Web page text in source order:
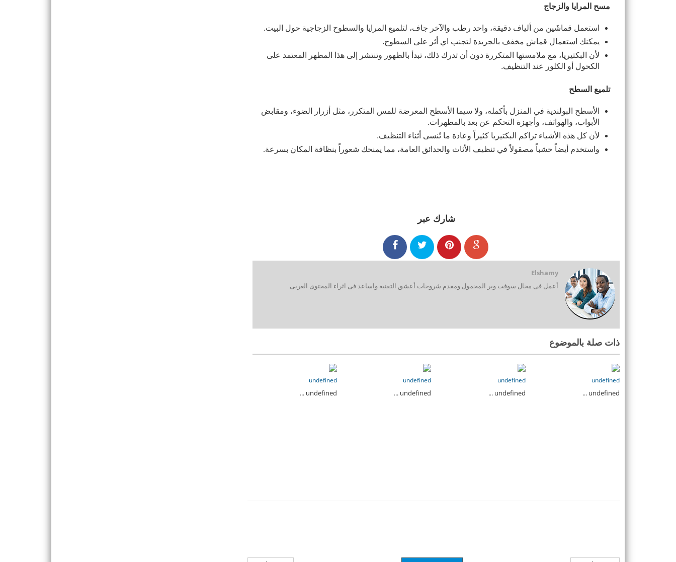
مسح المرايا والزجاج
استعمل قماشَين من ألياف دقيقة، واحد رطب والآخر جاف، لتلميع المرايا والسطوح الزجاجية حول البيت.
يمكنك استعمال قماش مخفف بالجريدة لتجنب اي أثر على السطوح.
الكحول أو الكلور عند التنظيف.
تلميع السطح
الأبواب، والهواتف، وأجهزة التحكم عن بعد بالمطهرات.
لأن كل هذه الأشياء تراكم البكتيريا كثيراً وعادة ما تُنسى أثناء التنظيف.
واستخدم أيضاً خشباً مصقولاً في تنظيف الأثاث والحدائق العامة، مما يمنحك شعوراً بنظافة المكان بسرعة.
شارك عبر
Elshamy
أعمل فى مجال سوفت وير المحمول ومقدم شروحات أعشق التقنية واساعد فى اثراء المحتوى العربى
ذات صلة بالموضوع
undefined
undefined ...
undefined
undefined ...
undefined
undefined ...
undefined
undefined ...